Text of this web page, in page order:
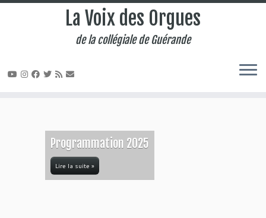
La Voix des Orgues
de la collégiale de Guérande
Programmation 2025
Lire la suite »